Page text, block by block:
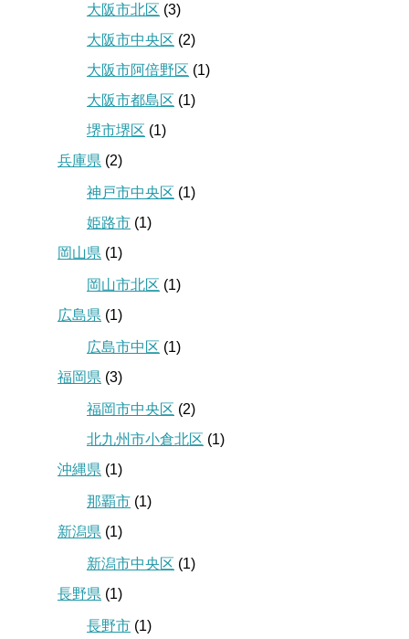
大阪市北区 (3)
大阪市中央区 (2)
大阪市阿倍野区 (1)
大阪市都島区 (1)
堺市堺区 (1)
兵庫県 (2)
神戸市中央区 (1)
姫路市 (1)
岡山県 (1)
岡山市北区 (1)
広島県 (1)
広島市中区 (1)
福岡県 (3)
福岡市中央区 (2)
北九州市小倉北区 (1)
沖縄県 (1)
那覇市 (1)
新潟県 (1)
新潟市中央区 (1)
長野県 (1)
長野市 (1)